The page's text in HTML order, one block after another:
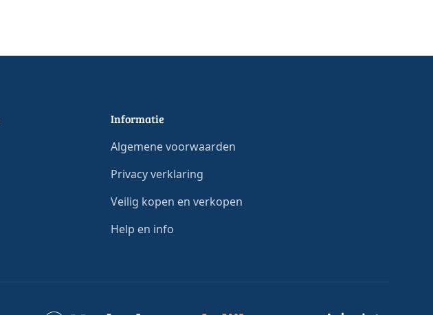
Informatie
Algemene voorwaarden
Privacy verklaring
Veilig kopen en verkopen
Help en info